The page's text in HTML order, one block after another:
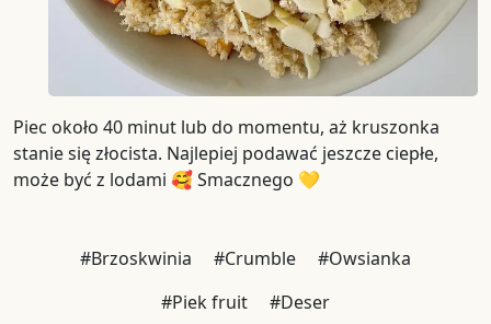
Piec około 40 minut lub do momentu, aż kruszonka
stanie się złocista. Najlepiej podawać jeszcze ciepłe,
może być z lodami 🥰 Smacznego 💛
#Brzoskwinia #Crumble
#Owsianka
#Piek fruit
#Deser